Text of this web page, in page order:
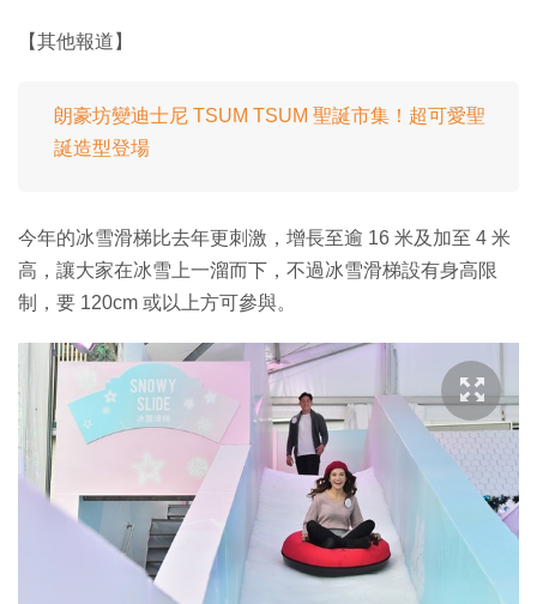
【其他報道】
朗豪坊變迪士尼 TSUM TSUM 聖誕市集！超可愛聖
誕造型登場
今年的冰雪滑梯比去年更刺激，增長至逾 16 米及加至 4 米
高，讓大家在冰雪上一溜而下，不過冰雪滑梯設有身高限
制，要 120cm 或以上方可參與。